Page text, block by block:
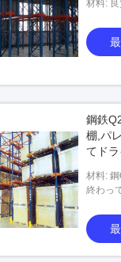
材
鋼鉄
棚,パ
てド
材